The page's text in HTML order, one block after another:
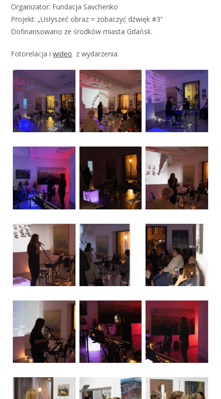
Organizator: Fundacja Savchenko
Projekt: „Usłyszeć obraz = zobaczyć dźwięk #3”
Dofinansowano ze środków miasta Gdańsk.
Fotorelacja iwideo z wydarzenia: